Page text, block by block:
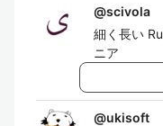
@scivola
細く長い
ニア
@ukisoft